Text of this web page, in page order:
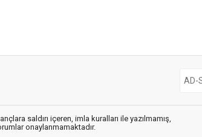
saldırı içeren, imla kuralları ile yazılmamış,
onaylanmamaktadır.